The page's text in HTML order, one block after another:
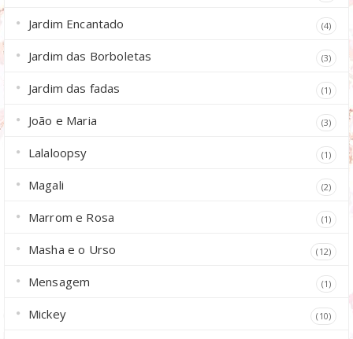
Jardim Encantado (4)
Jardim das Borboletas (3)
Jardim das fadas (1)
João e Maria (3)
Lalaloopsy (1)
Magali (2)
Marrom e Rosa (1)
Masha e o Urso (12)
Mensagem (1)
Mickey (10)